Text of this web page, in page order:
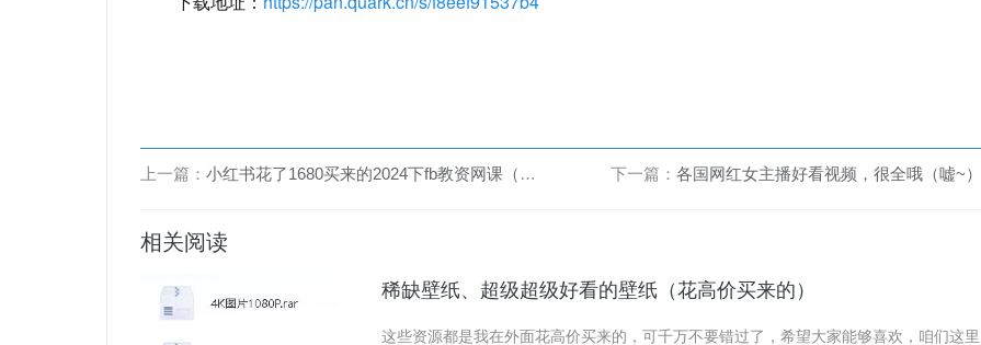
上一篇： 小红书花了1680买来的2024下fb教资网课（涵盖幼儿、小学、中学） 下一篇： 各国网红女主播好看视频，很全哦（嘘~）
相关阅读
稀缺壁纸、超级超级好看的壁纸（花高价买来的）
这些资源都是我在外面花高价买来的，可千万不要错过了，希望大家能够喜欢，咱们这里